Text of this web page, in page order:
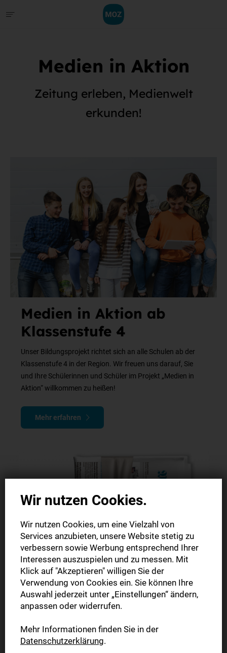
Medien in Aktion
Zeitung erleben, Medienwelt
erkunden!
Medien in Aktion ab
Klassenstufe 4
Unser Bildungsprojekt richtet sich an alle Schulen ab der
Klassenstufe 4 in der Region. Wir freuen uns darauf, Sie
und Ihre Schülerinnen und Schüler im Projekt „Medien in
Aktion“ willkommen zu heißen!
Mehr erfahren
Werden Sie Zeitungspate!
Ein Zeitungspate schenkt einer (weiterführenden) Schule
der Wahl ein Jahres-Abo. Dies kann ein Abo der digitalen
Wir nutzen Cookies.
Wir nutzen Cookies, um eine Vielzahl von
Services anzubieten, unsere Website stetig zu
verbessern sowie Werbung entsprechend Ihrer
Interessen auszuspielen und zu messen. Mit
Klick auf "Akzeptieren" willigen Sie der
Verwendung von Cookies ein. Sie können Ihre
Auswahl jederzeit unter „Einstellungen“ ändern,
anpassen oder widerrufen.
Mehr Informationen finden Sie in der
Datenschutzerklärung.